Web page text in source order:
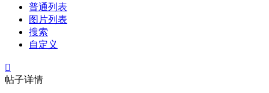
普通列表
图片列表
搜索
自定义

帖子详情